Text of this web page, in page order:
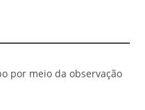
por meio da observação